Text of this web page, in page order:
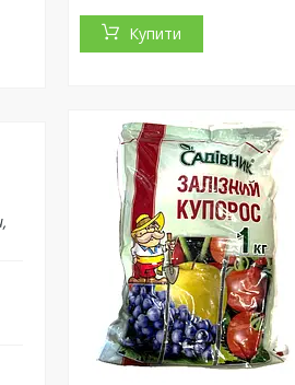
Купити